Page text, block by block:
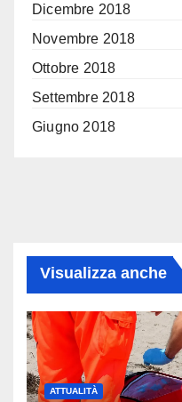
Dicembre 2018
Novembre 2018
Ottobre 2018
Settembre 2018
Giugno 2018
Visualizza anche
ATTUALITÀ